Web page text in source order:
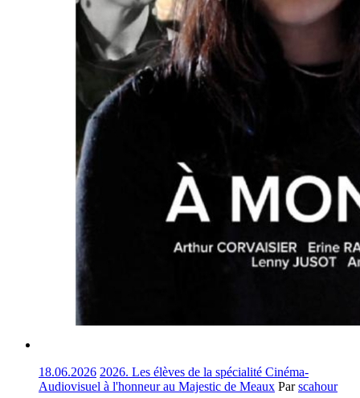
18.06.2026 2026. Les élèves de la spécialité Cinéma-
Audiovisuel à l'honneur au Majestic de Meaux Parscahour